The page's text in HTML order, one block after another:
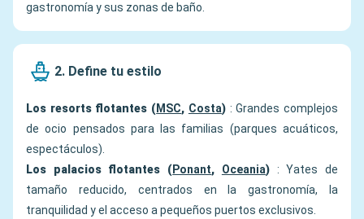
gastronomía y sus zonas de baño.
2. Define tu estilo
Los resorts flotantes (MSC, Costa): Grandes complejos
de ocio pensados para las familias (parques acuáticos,
espectáculos).
Los palacios flotantes (Ponant, Oceania): Yates de
tamaño reducido, centrados en la gastronomía, la
tranquilidad y el acceso a pequeños puertos exclusivos.